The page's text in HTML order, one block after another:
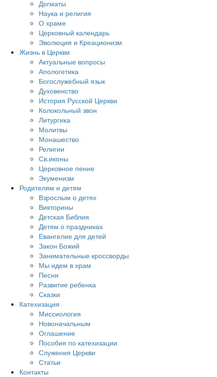
Догматы
Наука и религия
О храме
Церковный календарь
Эволюция и Креационизм
Жизнь в Церкви
Актуальные вопросы
Апологетика
Богослужебный язык
Духовенство
История Русской Церкви
Колокольный звон
Литургика
Молитвы
Монашество
Религии
Св.иконы
Церковное пение
Экуменизм
Родителям и детям
Взрослым о детях
Викторины
Детская Библия
Детям о праздниках
Евангелие для детей
Закон Божий
Занимательные кроссворды
Мы идем в храм
Песни
Развитие ребенка
Сказки
Катехизация
Миссиология
Новоначальным
Оглашение
Пособия по катехизации
Служения Церкви
Статьи
Контакты